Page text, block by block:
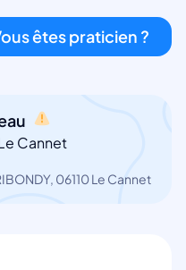
êtes praticien ?
Cannet
06110 Le Cannet